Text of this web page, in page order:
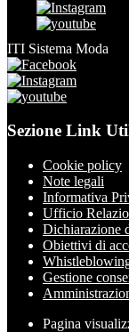
ITI Sistema Moda
Sezione Link
Cookie policy
Note legali
Informativa
Ufficio
Dichiarazione
Obiettivi di
Gestione
Pagina